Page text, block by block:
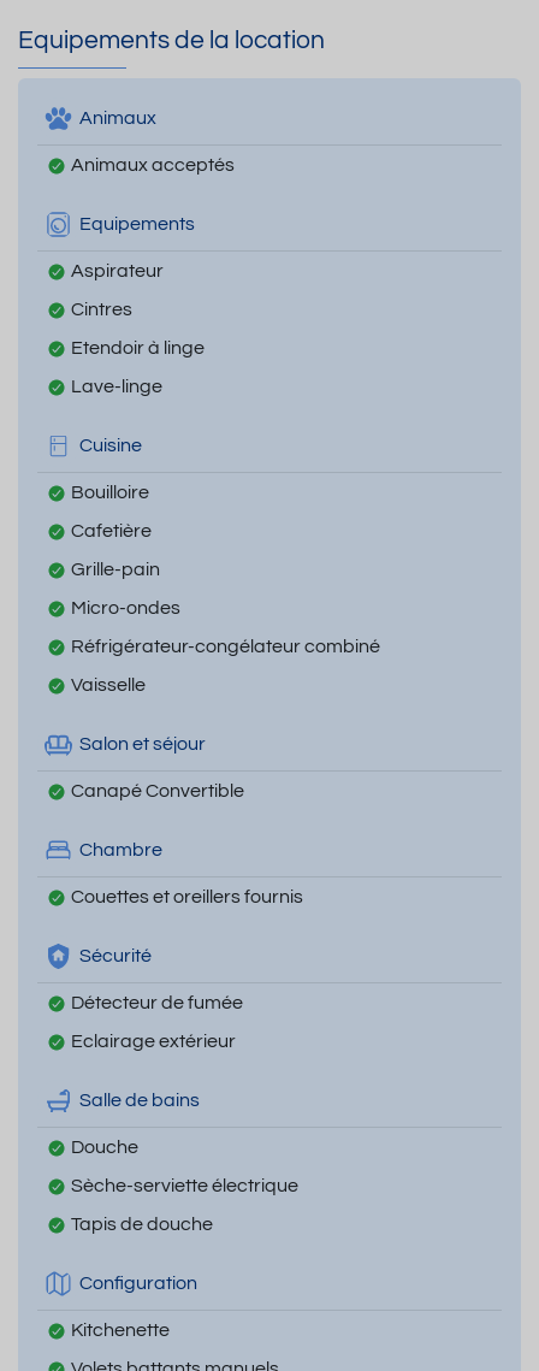
Equipements de la location
Animaux
Animaux acceptés
Equipements
Aspirateur
Cintres
Etendoir à linge
Lave-linge
Cuisine
Bouilloire
Cafetière
Grille-pain
Micro-ondes
Réfrigérateur-congélateur combiné
Vaisselle
Salon et séjour
Canapé Convertible
Chambre
Couettes et oreillers fournis
Sécurité
Détecteur de fumée
Eclairage extérieur
Salle de bains
Douche
Sèche-serviette électrique
Tapis de douche
Configuration
Kitchenette